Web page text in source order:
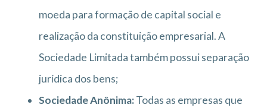
moeda para formação de capital social e
realização da constituição empresarial. A
Sociedade Limitada também possui separação
jurídica dos bens;
Sociedade Anônima:Todas as empresas que